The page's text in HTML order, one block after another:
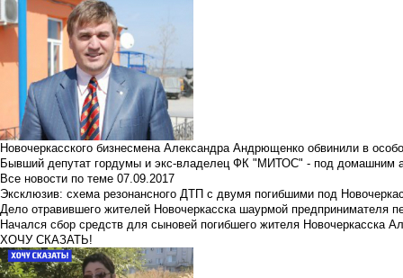
Новочеркасского бизнесмена Александра Андрющенко обвинили в
Бывший депутат гордумы и экс-владелец ФК "МИТОС" - под домашним
Все новости по теме 07.09.2017
Эксклюзив: схема резонансного ДТП с двумя погибшими под
Дело отравившего жителей Новочеркасска шаурмой предпринимателя
Начался сбор средств для сыновей погибшего жителя Новочеркасска
ХОЧУ СКАЗАТЬ!